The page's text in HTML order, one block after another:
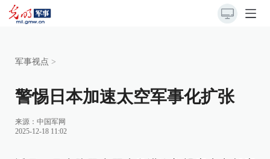
军事视点 >
警惕日本加速太空军事化扩张
来源： 中国军网
2025-12-18 11:02